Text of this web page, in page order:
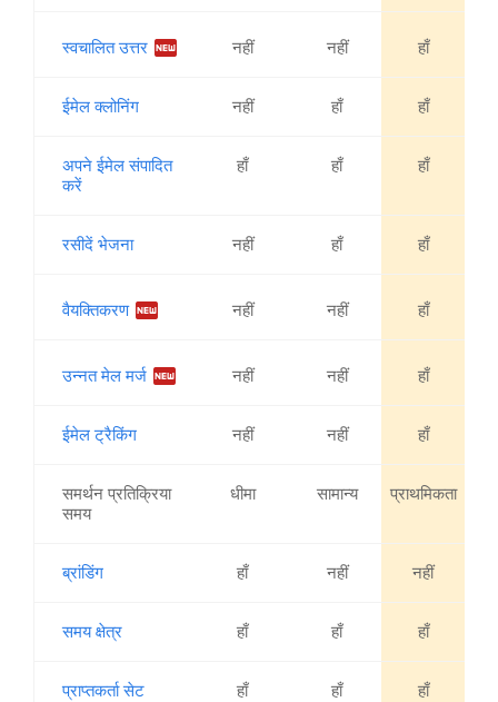
स्वचालित उत्तर fiber_new नहीं नहीं हाँ
ईमेल क्लोनिंग नहीं हाँ हाँ
अपने ईमेल संपादित
करें
हाँ हाँ हाँ
रसीदें भेजना नहीं हाँ हाँ
वैयक्तिकरण fiber_new नहीं नहीं हाँ
उन्नत मेल मर्ज fiber_new नहीं नहीं हाँ
ईमेल ट्रैकिंग नहीं नहीं हाँ
समर्थन प्रतिक्रिया
समय
धीमा सामान्य प्राथमिकता
ब्रांडिंग हाँ नहीं नहीं
समय क्षेत्र हाँ हाँ हाँ
प्राप्तकर्ता सेट हाँ हाँ हाँ